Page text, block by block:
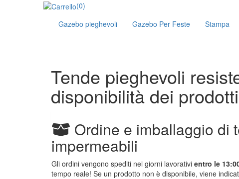
(0)
Gazebo pieghevoli
Gazebo Per Feste Stampa
Tende pieghevoli
disponibilità dei prodotti
Ordine e imballaggio di
impermeabili
Gli ordini vengono spediti nei giorni lavorativi entro le
tempo reale! Se un prodotto non è disponibile, viene